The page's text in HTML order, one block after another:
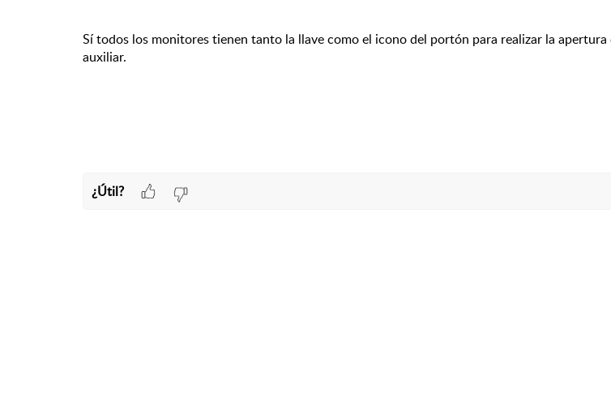
Sí todos los monitores tienen tanto la llave como el icono del portón para realizar la apertura
auxiliar.
¿Útil?